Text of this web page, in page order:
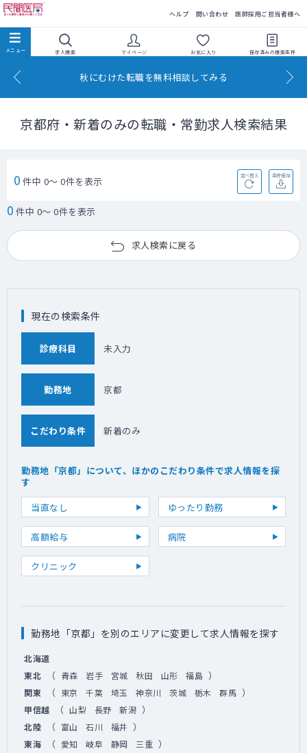
ヘルプ 問い合わせ 医師採用ご担当者様へ
求人検索 マイページ お気に入り 保存済みの検索条件
秋にむけた転職を無料相談してみる
京都府・新着のみの転職・常勤求人検索結果
0 件中 0～ 0件を表示 並べ替え 条件保存
0 件中 0～ 0件を表示
求人検索に戻る
現在の検索条件
診療科目 未入力
勤務地 京都
こだわり条件 新着のみ
勤務地「京都」について、ほかのこだわり条件で求人情報を探
す
当直なし
ゆったり勤務
高額給与 病院
クリニック
勤務地「京都」を別のエリアに変更して求人情報を探す
北海道
東北
（ 青森 岩手 宮城 秋田 山形 福島 ）
関東 （ 東京 千葉 埼玉 神奈川 茨城 栃木 群馬 ）
甲信越 （ 山梨 長野 新潟 ）
北陸 （ 富山 石川 福井 ）
東海 （ 愛知 岐阜 静岡 三重 ）